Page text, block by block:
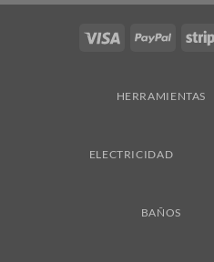
Visa PayPal
HERRAMIENTAS
ELECTRICIDAD
BAÑOS